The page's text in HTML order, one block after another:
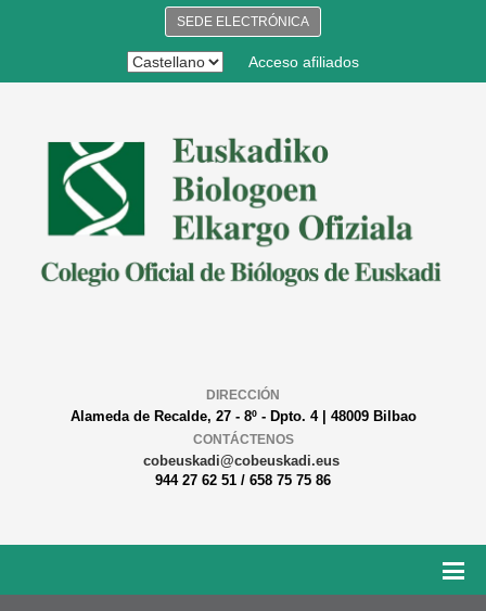
SEDE ELECTRÓNICA
Acceso afiliados
DIRECCIÓN
Alameda de Recalde, 27 - 8º - Dpto. 4 | 48009 Bilbao
CONTÁCTENOS
cobeuskadi@cobeuskadi.eus
944 27 62 51 / 658 75 75 86